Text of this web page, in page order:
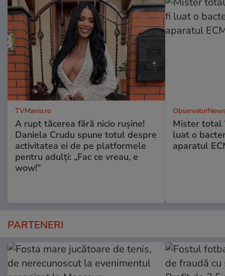
TVMania.ro
A rupt tăcerea fără nicio rușine!
Daniela Crudu spune totul despre
activitatea ei de pe platformele
pentru adulți: „Fac ce vreau, e
wow!”
Mister total
luat o
aparatul
PARTENERI